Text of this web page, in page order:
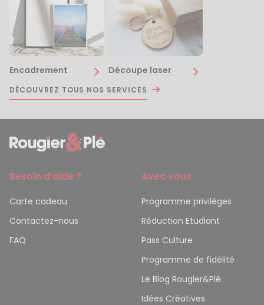
Encadrement Découpe laser
DÉCOUVREZ TOUS NOS SERVICES
Besoin d’aide ?
Carte cadeau
Contactez-nous
FAQ
Avec vous
Programme privilèges
Réduction Etudiant
Pass Culture
Programme de fidélité
Le Blog Rougier&Plé
Idées Créatives